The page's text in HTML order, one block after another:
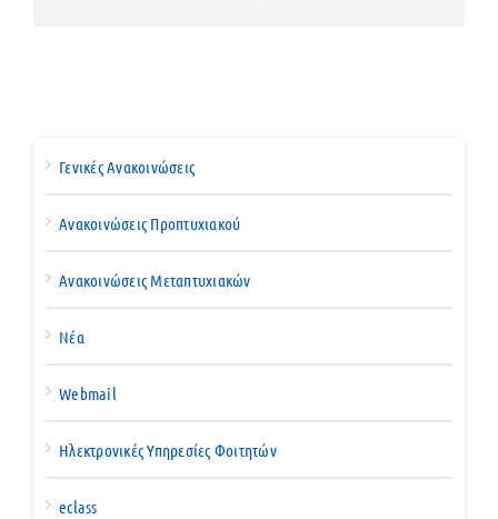
Γενικές Ανακοινώσεις
Ανακοινώσεις Προπτυχιακού
Ανακοινώσεις Μεταπτυχιακών
Νέα
Webmail
Ηλεκτρονικές Υπηρεσίες Φοιτητών
eclass